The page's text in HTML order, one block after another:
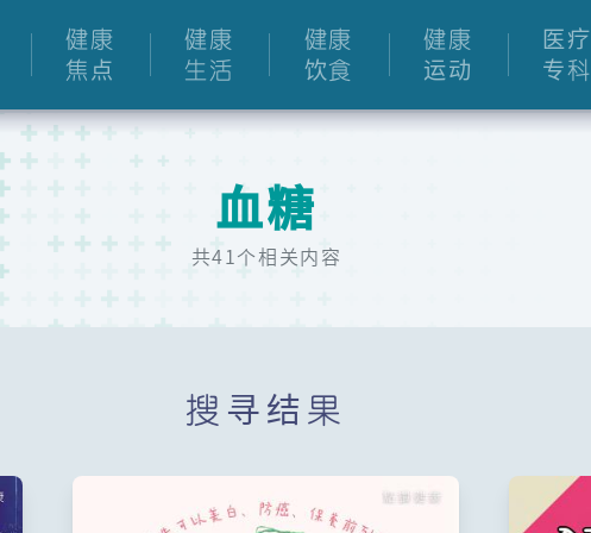
健康
焦点
健康
生活
健康
饮食
健康
运动
医疗
专科
血糖
共41个相关内容
搜寻结果